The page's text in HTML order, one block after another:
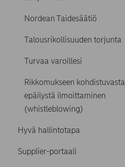
Nordean Taidesäätiö
Talousrikollisuuden torjunta
Turvaa varoillesi
Rikkomukseen kohdistuvasta
epäilystä ilmoittaminen
(whistleblowing)
Hyvä hallintotapa
Supplier-portaali